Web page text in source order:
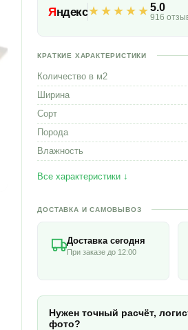
Яндекс★★★★★5.0
916
КРАТКИЕ ХАРАКТЕРИСТИКИ
Количество в м2
Ширина
Сорт
Порода
Влажность
Все характеристики ↓
ДОСТАВКА И САМОВЫВОЗ
Доставка сегодня
При заказе до 12:00
Нужен точный расчёт,
фото?